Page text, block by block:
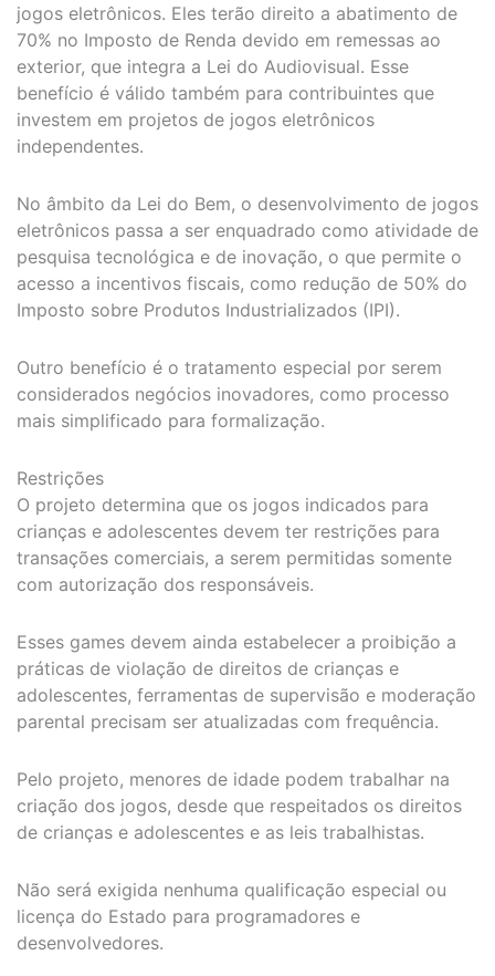
jogos eletrônicos. Eles terão direito a abatimento de
70% no Imposto de Renda devido em remessas ao
exterior, que integra a Lei do Audiovisual. Esse
benefício é válido também para contribuintes que
investem em projetos de jogos eletrônicos
independentes.
No âmbito da Lei do Bem, o desenvolvimento de jogos
eletrônicos passa a ser enquadrado como atividade de
pesquisa tecnológica e de inovação, o que permite o
acesso a incentivos fiscais, como redução de 50% do
Imposto sobre Produtos Industrializados (IPI).
Outro benefício é o tratamento especial por serem
considerados negócios inovadores, como processo
mais simplificado para formalização.
Restrições
O projeto determina que os jogos indicados para
crianças e adolescentes devem ter restrições para
transações comerciais, a serem permitidas somente
com autorização dos responsáveis.
Esses games devem ainda estabelecer a proibição a
práticas de violação de direitos de crianças e
adolescentes, ferramentas de supervisão e moderação
parental precisam ser atualizadas com frequência.
Pelo projeto, menores de idade podem trabalhar na
criação dos jogos, desde que respeitados os direitos
de crianças e adolescentes e as leis trabalhistas.
Não será exigida nenhuma qualificação especial ou
licença do Estado para programadores e
desenvolvedores.